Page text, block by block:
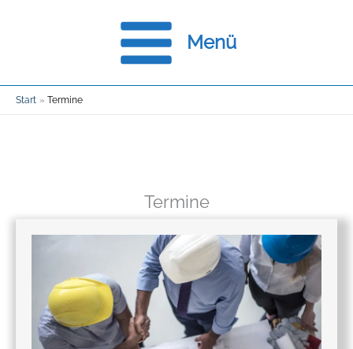
springen
Menü
Start Termine
Termine